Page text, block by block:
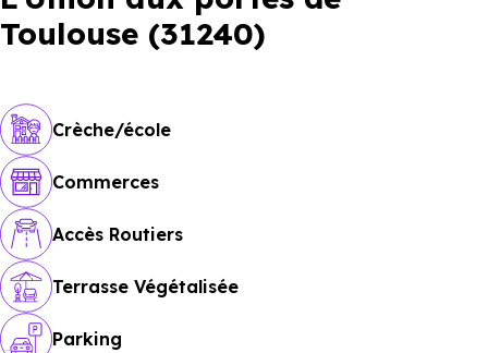
Toulouse (31240)
Crèche/école
Commerces
Accès Routiers
Terrasse Végétalisée
Parking